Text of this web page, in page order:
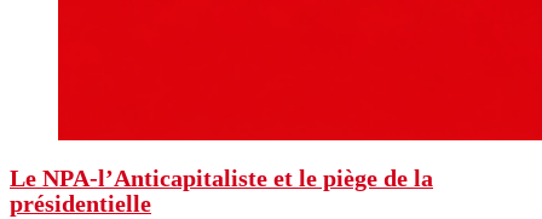
Le NPA-l’Anticapitaliste et le piège de la
présidentielle